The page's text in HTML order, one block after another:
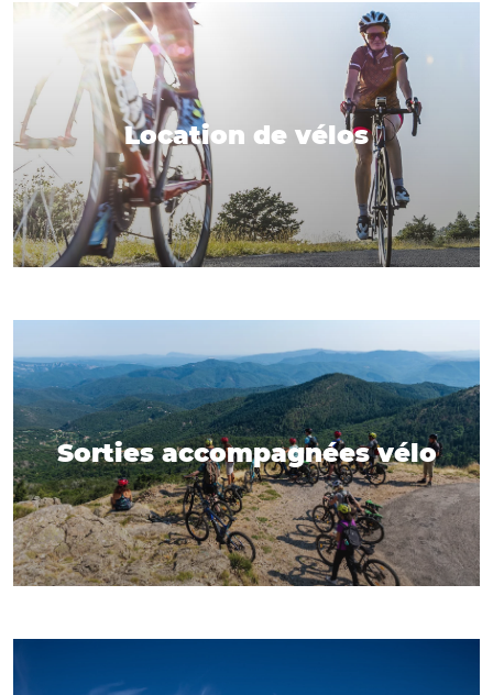
Location de vélos
Sorties accompagnées vélo